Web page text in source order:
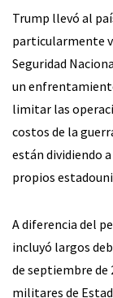
Trump llevó al
particularmente
Seguridad
un
limitar las
costos de la
están dividiendo
propios
A diferencia del
incluyó largos
de septiembre de
militares de